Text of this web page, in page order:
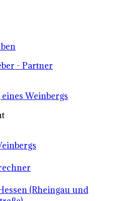
- Partner
Weinbergs
(Rheingau und